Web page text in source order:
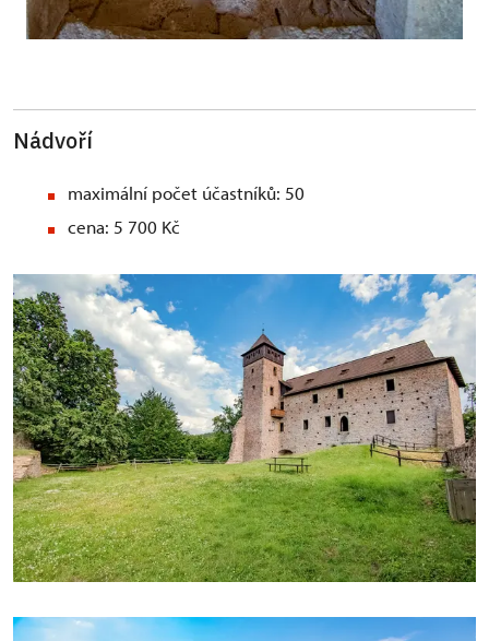
Nádvoří
maximální počet účastníků: 50
cena: 5 700 Kč